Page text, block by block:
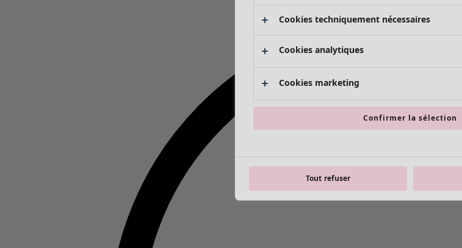
Cookies techniquement nécessaires
Cookies analytiques
Cookies marketing
Confirmer la sélection
Tout refuser